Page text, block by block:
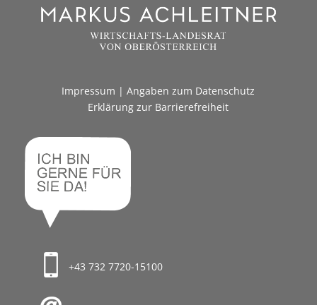
Impressum |Angaben zum Datenschutz
Erklärung zur Barrierefreiheit
+43 732 7720-15100